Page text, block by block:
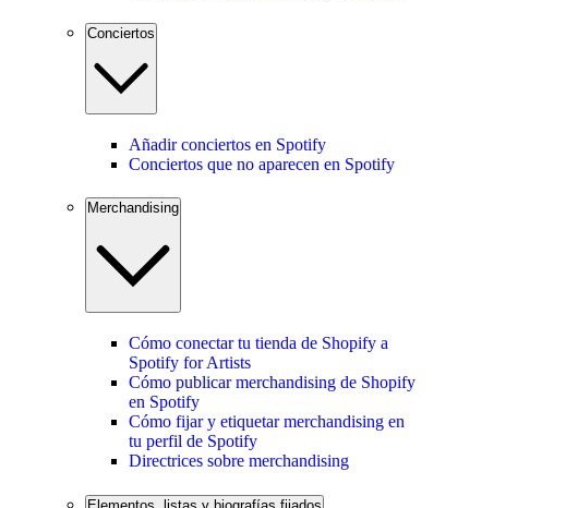
Conciertos
Añadir conciertos en Spotify
Conciertos que no aparecen en Spotify
Merchandising
Cómo conectar tu tienda de Shopify a
Spotify for Artists
Cómo publicar merchandising de Shopify
en Spotify
Cómo fijar y etiquetar merchandising en
tu perfil de Spotify
Directrices sobre merchandising